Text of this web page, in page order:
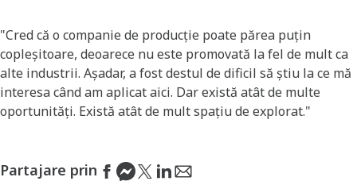
"Cred că o companie de producție poate părea puțin
copleșitoare, deoarece nu este promovată la fel de mult ca
alte industrii. Așadar, a fost destul de dificil să știu la ce mă
interesa când am aplicat aici. Dar există atât de multe
oportunități. Există atât de mult spațiu de explorat."
Partajare prin